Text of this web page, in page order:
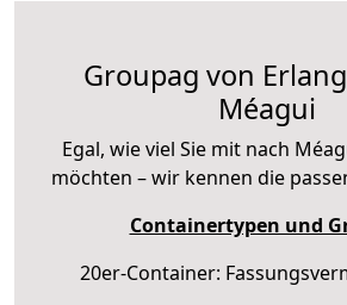
Groupag von
Méagui
Egal, wie viel Sie mit nach
möchten – wir kennen die
Containertypen und
20er-Container: